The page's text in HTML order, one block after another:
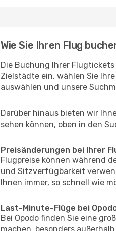
Wie Sie Ihren Flug
Die Buchung Ihrer
Zielstädte ein, wählen Sie
auswählen und unsere
Darüber hinaus bieten wir
sehen können, oben in den
Preisänderungen bei Ihrer
Flugpreise können während
und Sitzverfügbarkeit
Ihnen immer, so schnell wie
Last-Minute-Flüge bei
Bei Opodo finden Sie eine